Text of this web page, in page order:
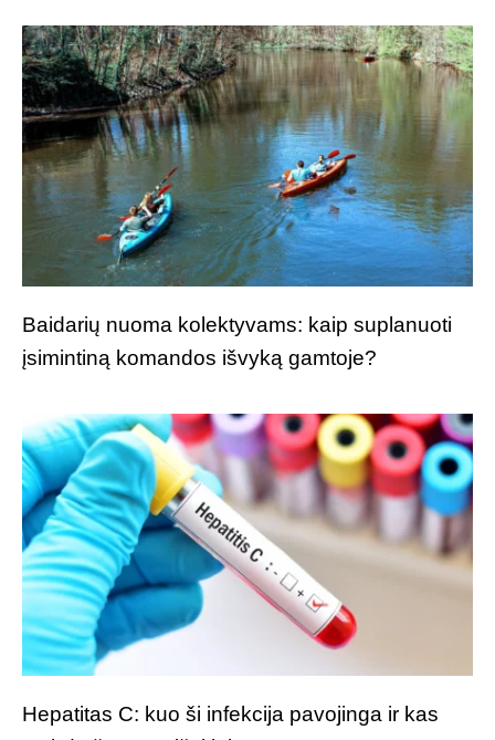
Baidarių nuoma kolektyvams: kaip suplanuoti
įsimintiną komandos išvyką gamtoje?
Hepatitas C: kuo ši infekcija pavojinga ir kas